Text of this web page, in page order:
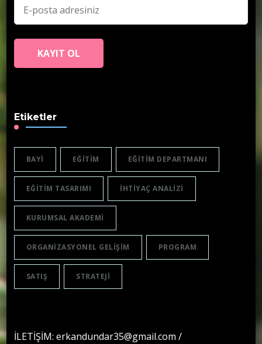
Etiketler
BAYI EĞITIM EĞITIM DEPARTMANI
EĞITIM TASARIMI IHTIYAÇ ANALIZI
KURUMSAL AKADEMI
ORGANIZASYONEL GELIŞIM PROGRAM
SATIŞ STRATEJI
İLETİŞİM: erkandundar35@gmail.com /